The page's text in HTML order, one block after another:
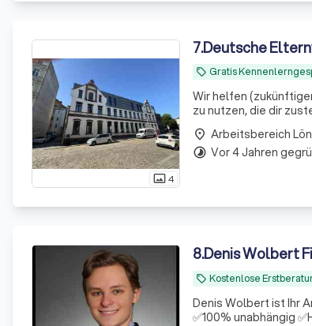
photo_size_select_actual4
7.Deutsche
local_offer Gratis
Wir helfen
zu nutzen, die dir
place Arbeitsbereich
timelapse Vor 4 Jahren
8.Denis Wolbert
local_offer Kostenlose
Denis Wolbert ist Ihr
✅100% unabhängig